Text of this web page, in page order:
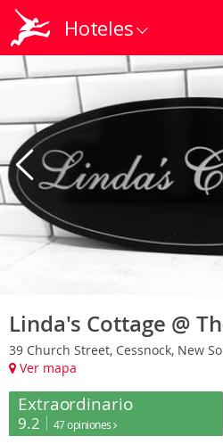
Hoteles
Linda's Cottage @
39 Church Street, Cessnock, New
Ver mapa
Extraordinario
9.2 47 opiniones